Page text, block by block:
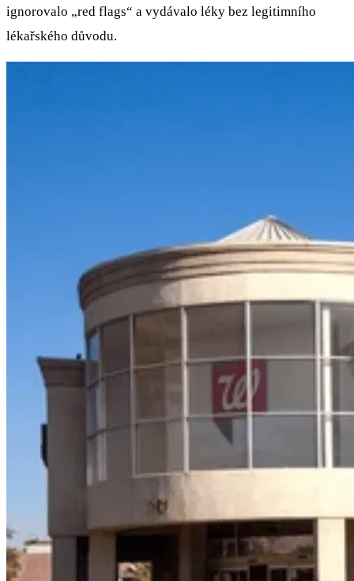
ignorovalo „red flags“ a vydávalo léky bez legitimního
lékařského důvodu.